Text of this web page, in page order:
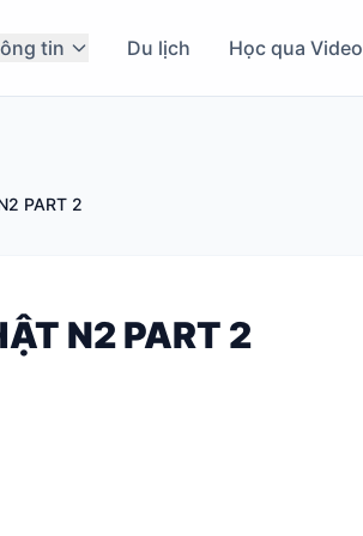
tin Du lịch Học qua Video
PART 2
N2 PART 2